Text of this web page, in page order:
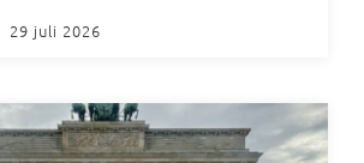
29 juli 2026